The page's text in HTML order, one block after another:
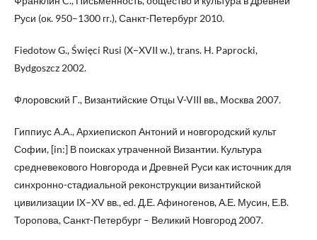
Руси (ок. 950–1300 гг.), Санкт-Петербург 2010.
Fiedotow G., Święci Rusi (X–XVII w.), trans. H. Paprocki,
Bydgoszcz 2002.
Флоровский Г., Византийские Отцы V-VIII вв., Москва 2007.
Гиппиус A.A., Архиепископ Антоний и новгородский культ
Софии, [in:] В поисках утраченной Византии. Культура
средневекового Новгорода и Древней Руси как источник для
синхронно-стадиальной реконструкции византийской
цивилизации IX–XV вв., ed. Д.Е. Афиногенов, А.Е. Мусин, Е.В.
Торопова, Санкт-Петербург – Великий Новгород 2007.